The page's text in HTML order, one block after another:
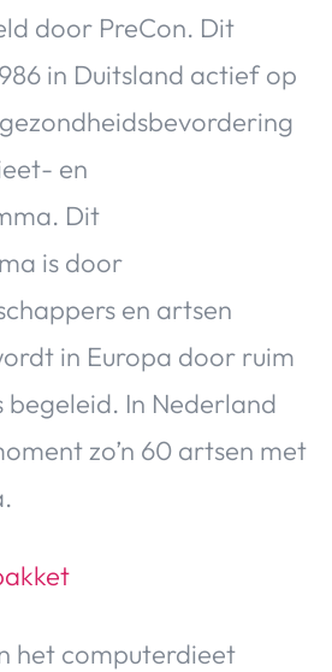
door PreCon. Dit
in Duitsland actief op
en
Dit
is door
en artsen
in Europa door ruim
begeleid. In Nederland
zo’n 60 artsen met
het computerdieet